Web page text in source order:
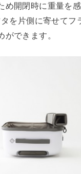
め開閉時に重量を
タを片側に寄せてフ
ができます。